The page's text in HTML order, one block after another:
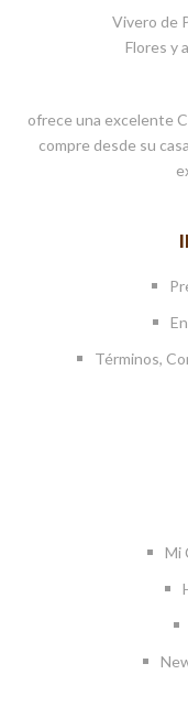
Vivero de
Flores y
ofrece una excelente
compre desde su
Términos,
Mi